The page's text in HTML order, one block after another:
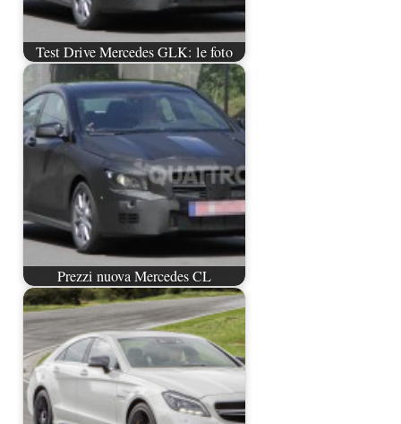
Test Drive Mercedes GLK: le foto
Prezzi nuova Mercedes CL